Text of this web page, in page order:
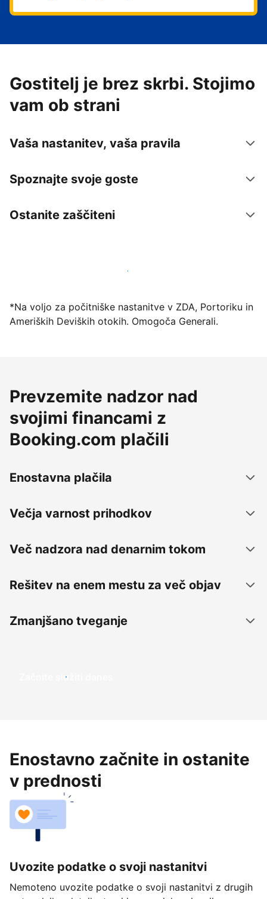
Gostitelj je brez skrbi. Stojimo
vam ob strani
Vaša nastanitev, vaša pravila
Spoznajte svoje goste
Ostanite zaščiteni
Danes ponudite nastanitev prek naše platforme
*Na voljo za počitniške nastanitve v ZDA, Portoriku in
Ameriških Deviških otokih. Omogoča Generali.
Prevzemite nadzor nad
svojimi financami z
Booking.com plačili
Enostavna plačila
Večja varnost prihodkov
Več nadzora nad denarnim tokom
Rešitev na enem mestu za več objav
Zmanjšano tveganje
Začnite služiti danes
Enostavno začnite in ostanite
v prednosti
Uvozite podatke o svoji nastanitvi
Nemoteno uvozite podatke o svoji nastanitvi z drugih